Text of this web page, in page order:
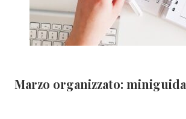
Marzo organizzato: miniguida